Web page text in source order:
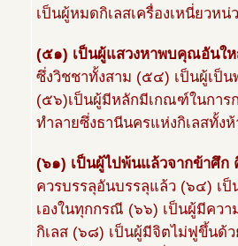
เป็นผู้หมดกิเลสเครื่องเหนี่ยวหน่
(๕๑) เป็นผู้แสวงหาพบคุณอันใ
ซึ่งวิชชาทั้งสาม (๕๔) เป็นผู้เป็น
(๕๖)เป็นผู้มีหลักมีเกณฑ์ในการ
ทำลายซึ่งธานีนครแห่งกิเลสทั้ง
(๖๑) เป็นผู้ไปพ้นแล้วจากข้าศึก
ควรบรรลุอันบรรลุแล้ว (๖๔) เ
เองในทุกกรณี (๖๖) เป็นผู้มีคว
กิเลส (๖๘) เป็นผู้มีจิตไม่ฟูขึ้นด้